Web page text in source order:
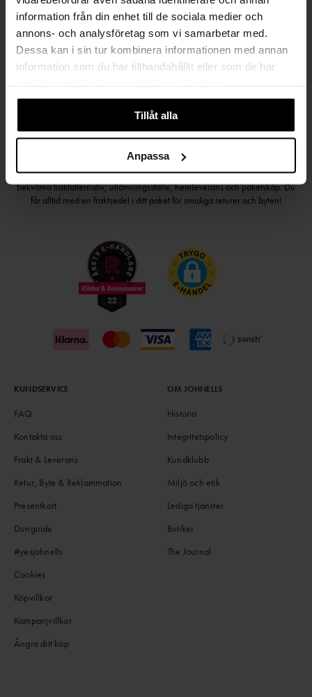
information från din enhet till de sociala medier och
annons- och analysföretag som vi samarbetar med.
Dessa kan i sin tur kombinera informationen med annan
information som du har tillhandahållit eller som de har
Tillåt alla
Anpassa
Håll dig uppdaterad
HANDLA TRYGGT OCH SMIDIGT
Välj det betalsätt som passar dig med Klarna. Vi på Johnells erbjuder flera
bekväma fraktalternativ; utlämningsställe, hemleverans och paketskåp. Du
får alltid med en fraktsedel i ditt paket för smidiga returer och byten!
KUNDSERVICE
FAQ
Kontakta oss
Frakt & Leverans
Retur, Byte & Reklammation
Presentkort
Dunguide
#yesjohnells
Cookies
Köpvillkor
Kampanjvillkor
Ångra ditt köp
OM JOHNELLS
Historia
Integritetspolicy
Kundklubb
Miljö och etik
Lediga tjänster
Butiker
The Journal